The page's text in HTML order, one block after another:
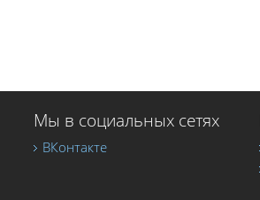
Мы в социальных сетях
ВКонтакте